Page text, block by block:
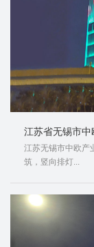
江苏省无锡市中
江苏无锡市中欧产
筑，竖向排灯...